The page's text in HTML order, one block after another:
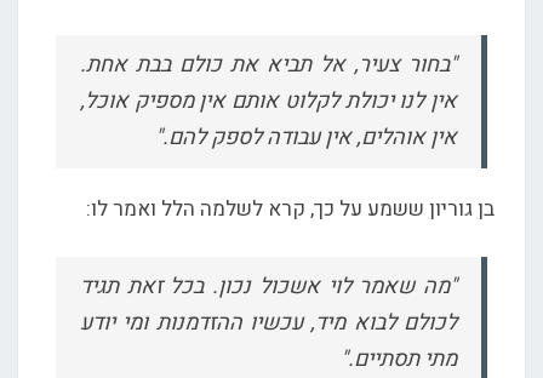
"בחור צעיר, אל תביא את כולם בבת אחת.
אין לנו יכולת לקלוט אותם אין מספיק אוכל,
אין אוהלים, אין עבודה לספק להם."
בן גוריון ששמע על כך, קרא לשלמה הלל ואמר לו:
"מה שאמר לוי אשכול נכון. בכל זאת תגיד
לכולם לבוא מיד, עכשיו ההזדמנות ומי יודע
מתי תסתיים."